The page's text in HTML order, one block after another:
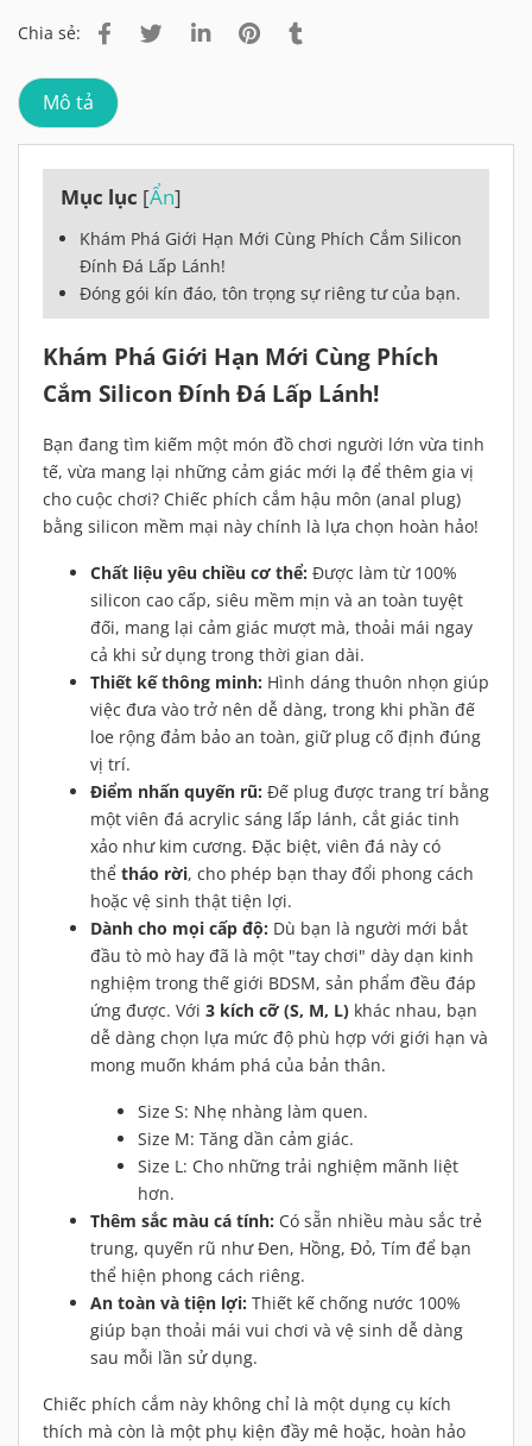
Chia sẻ:
Mô tả
Mục lục [Ẩn]
Khám Phá Giới Hạn Mới Cùng Phích Cắm Silicon
Đính Đá Lấp Lánh!
Đóng gói kín đáo, tôn trọng sự riêng tư của bạn.
Khám Phá Giới Hạn Mới Cùng Phích
Cắm Silicon Đính Đá Lấp Lánh!
Bạn đang tìm kiếm một món đồ chơi người lớn vừa tinh
tế, vừa mang lại những cảm giác mới lạ để thêm gia vị
cho cuộc chơi? Chiếc phích cắm hậu môn (anal plug)
bằng silicon mềm mại này chính là lựa chọn hoàn hảo!
Chất liệu yêu chiều cơ thể: Được làm từ 100%
silicon cao cấp, siêu mềm mịn và an toàn tuyệt
đối, mang lại cảm giác mượt mà, thoải mái ngay
cả khi sử dụng trong thời gian dài.
Thiết kế thông minh: Hình dáng thuôn nhọn giúp
việc đưa vào trở nên dễ dàng, trong khi phần đế
loe rộng đảm bảo an toàn, giữ plug cố định đúng
vị trí.
Điểm nhấn quyến rũ: Đế plug được trang trí bằng
một viên đá acrylic sáng lấp lánh, cắt giác tinh
xảo như kim cương. Đặc biệt, viên đá này có
thể tháo rời, cho phép bạn thay đổi phong cách
hoặc vệ sinh thật tiện lợi.
Dành cho mọi cấp độ: Dù bạn là người mới bắt
đầu tò mò hay đã là một "tay chơi" dày dạn kinh
nghiệm trong thế giới BDSM, sản phẩm đều đáp
ứng được. Với 3 kích cỡ (S, M, L) khác nhau, bạn
dễ dàng chọn lựa mức độ phù hợp với giới hạn và
mong muốn khám phá của bản thân.
Size S: Nhẹ nhàng làm quen.
Size M: Tăng dần cảm giác.
Size L: Cho những trải nghiệm mãnh liệt
hơn.
Thêm sắc màu cá tính: Có sẵn nhiều màu sắc trẻ
trung, quyến rũ như Đen, Hồng, Đỏ, Tím để bạn
thể hiện phong cách riêng.
An toàn và tiện lợi: Thiết kế chống nước 100%
giúp bạn thoải mái vui chơi và vệ sinh dễ dàng
sau mỗi lần sử dụng.
Chiếc phích cắm này không chỉ là một dụng cụ kích
thích mà còn là một phụ kiện đầy mê hoặc, hoàn hảo